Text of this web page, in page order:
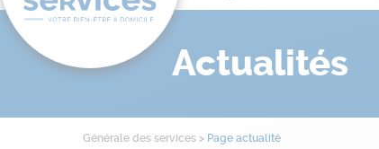
Actualités
Générale des services > Page actualité